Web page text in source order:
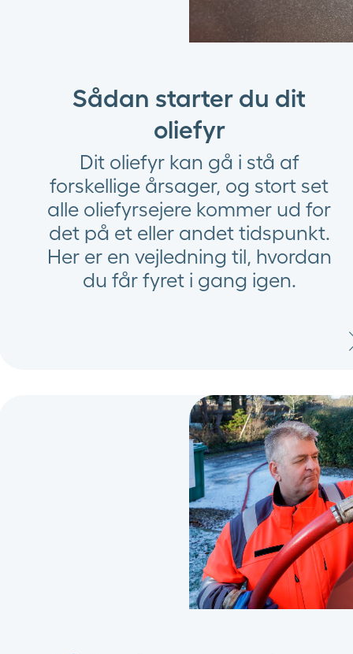
Sådan starter du dit
oliefyr
Dit oliefyr kan gå i stå af
forskellige årsager, og stort set
alle oliefyrsejere kommer ud for
det på et eller andet tidspunkt.
Her er en vejledning til, hvordan
du får fyret i gang igen.